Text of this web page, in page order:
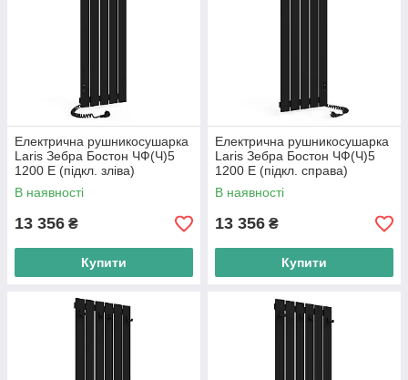
Електрична рушникосушарка
Laris Зебра Бостон ЧФ(Ч)5
1200 Е (підкл. зліва)
В наявності
13 356 ₴
Купити
Електрична рушникосушарка
Laris Зебра Бостон ЧФ(Ч)5
1200 Е (підкл. справа)
В наявності
13 356 ₴
Купити